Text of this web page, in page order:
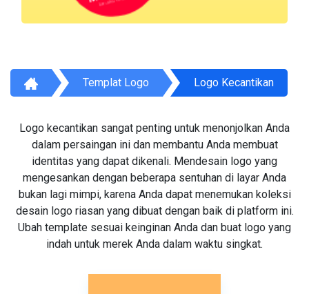
Templat Logo Logo Kecantikan
Logo kecantikan sangat penting untuk menonjolkan Anda
dalam persaingan ini dan membantu Anda membuat
identitas yang dapat dikenali. Mendesain logo yang
mengesankan dengan beberapa sentuhan di layar Anda
bukan lagi mimpi, karena Anda dapat menemukan koleksi
desain logo riasan yang dibuat dengan baik di platform ini.
Ubah template sesuai keinginan Anda dan buat logo yang
indah untuk merek Anda dalam waktu singkat.